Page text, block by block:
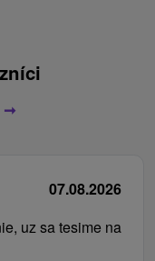
07.08.2026
uz sa tesime na